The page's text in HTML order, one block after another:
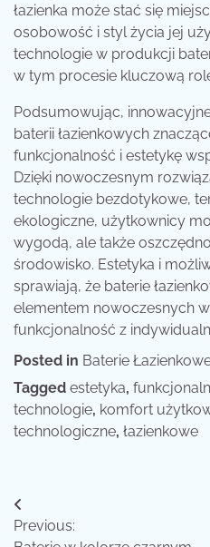
łazienka może stać się
osobowość i styl życia jej
technologie w produkcji
w tym procesie kluczową
Podsumowując,
baterii łazienkowych
funkcjonalność i estetykę
Dzięki nowoczesnym
technologie bezdotykowe,
ekologiczne, użytkownicy
wygodą, ale także
środowisko. Estetyka i
sprawiają, że baterie
elementem nowoczesnych
funkcjonalność z
Posted in Baterie
Tagged estetyka,
technologie, komfort
technologiczne, łazienkowe
Nawigacja
wpisu
Previous: